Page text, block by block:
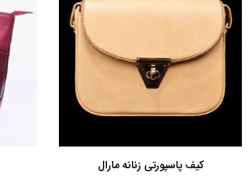
کیف پاسپورتی زنانه مارال